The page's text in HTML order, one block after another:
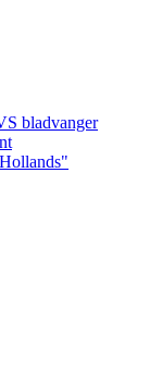
bladvanger